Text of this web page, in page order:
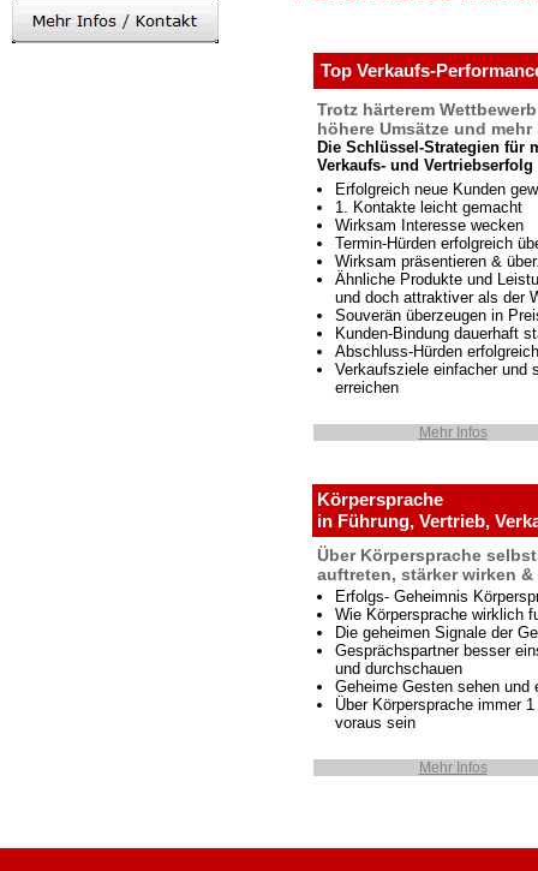
Top Verkaufs-
Trotz härterem
höhere Umsätze und mehr
Die Schlüssel-Strategien für
Verkaufs- und Vertriebserfolg
Erfolgreich neue Kunden
1. Kontakte leicht gemacht
Wirksam Interesse wecken
Termin-Hürden erfolgreich
Wirksam präsentieren &
Ähnliche Produkte und
und doch attraktiver als der
Souverän überzeugen in
Kunden-Bindung dauerhaft
Abschluss-Hürden
Verkaufsziele einfacher und
erreichen
Mehr Infos
Körpersprache
in Führung, Vertrieb,
Über Körpersprache
auftreten, stärker wirken
Erfolgs- Geheimnis
Wie Körpersprache wirklich
Die geheimen Signale der
Gesprächspartner besser
und durchschauen
Geheime Gesten sehen und
Über Körpersprache immer
voraus sein
Mehr Infos